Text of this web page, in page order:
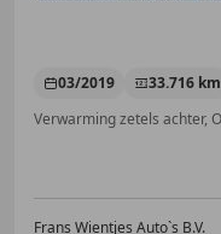
03/2019 33.716 km
Frans Wientjes Auto`s B.V.